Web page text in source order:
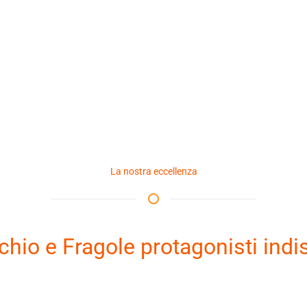
La nostra eccellenza
e Fragole protagonisti